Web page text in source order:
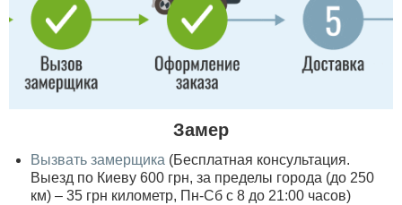
Замер
Вызвать замерщика (Бесплатная консультация.
Выезд по Киеву 600 грн, за пределы города (до 250
км) – 35 грн километр, Пн-Сб с 8 до 21:00 часов)